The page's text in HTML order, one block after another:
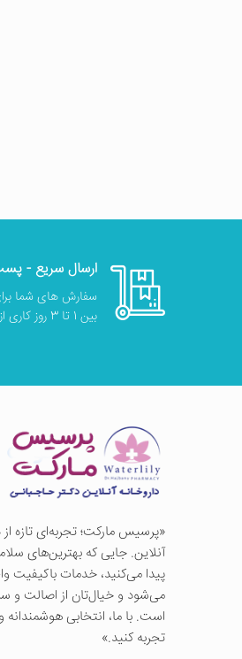
ارسال سریع -
سفارش های شما
بین 1 تا 3 روز کاری از زمان ارسال تحویل میگردد.
«پرسيس ماركت؛ تجربه‌ای تازه از
آنلاین. جایی که بهترین‌های
پیدا می‌کنید، خدمات باکیفیت
می‌شود و خیال‌تان از اصالت و
است. با ما، انتخابی هوشمندانه
تجربه کنید.»